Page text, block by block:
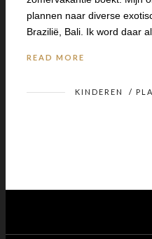
plannen naar diverse
Brazilië, Bali. Ik word daar
READ MORE
KINDEREN /